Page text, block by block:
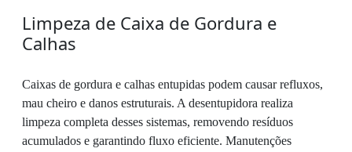
Limpeza de Caixa de Gordura e
Calhas
Caixas de gordura e calhas entupidas podem causar refluxos,
mau cheiro e danos estruturais. A desentupidora realiza
limpeza completa desses sistemas, removendo resíduos
acumulados e garantindo fluxo eficiente. Manutenções